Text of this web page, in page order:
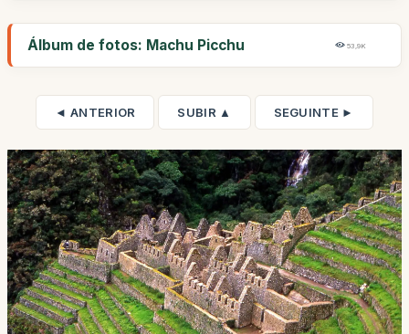
Álbum de fotos: Machu Picchu 53,9K
◄ ANTERIOR SUBIR ▲ SEGUINTE ►